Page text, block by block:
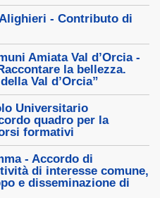
- Contributo di
Amiata Val d’Orcia -
la bellezza.
Val d’Orcia”
Universitario
quadro per la
formativi
- Accordo di
di interesse comune,
e disseminazione di